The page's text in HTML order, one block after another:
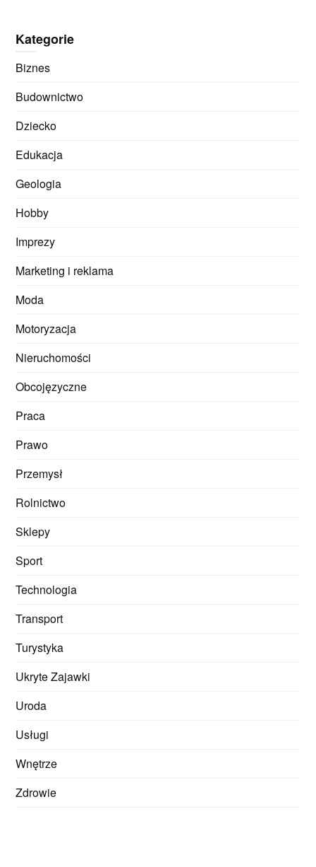
Kategorie
Biznes
Budownictwo
Dziecko
Edukacja
Geologia
Hobby
Imprezy
Marketing i reklama
Moda
Motoryzacja
Nieruchomości
Obcojęzyczne
Praca
Prawo
Przemysł
Rolnictwo
Sklepy
Sport
Technologia
Transport
Turystyka
Ukryte Zajawki
Uroda
Usługi
Wnętrze
Zdrowie